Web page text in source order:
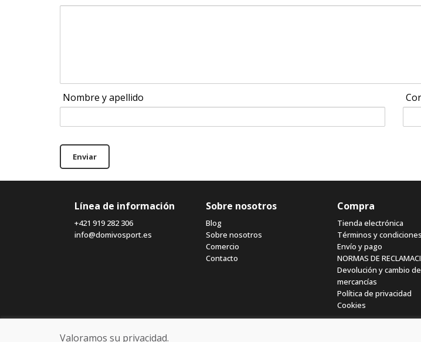
Nombre y apellido
Enviar
Línea de información
+421 919 282 306
info@domivosport.es
Sobre nosotros
Blog
Sobre nosotros
Comercio
Contacto
Compra
Tienda electrónica
Términos y condiciones
Envío y pago
NORMAS DE
Devolución y cambio de
mercancías
Política de privacidad
Cookies
Valoramos su privacidad.